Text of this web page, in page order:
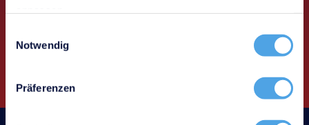
Notwendig
Präferenzen